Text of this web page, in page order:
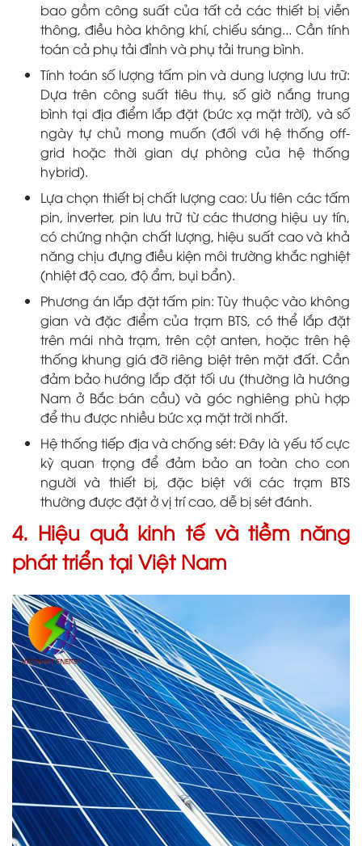
bao gồm công suất của tất cả các thiết bị viễn
thông, điều hòa không khí, chiếu sáng... Cần tính
toán cả phụ tải đỉnh và phụ tải trung bình.
Tính toán số lượng tấm pin và dung lượng lưu trữ:
Dựa trên công suất tiêu thụ, số giờ nắng trung
bình tại địa điểm lắp đặt (bức xạ mặt trời), và số
ngày tự chủ mong muốn (đối với hệ thống off-
grid hoặc thời gian dự phòng của hệ thống
hybrid).
Lựa chọn thiết bị chất lượng cao: Ưu tiên các tấm
pin, inverter, pin lưu trữ từ các thương hiệu uy tín,
có chứng nhận chất lượng, hiệu suất cao và khả
năng chịu đựng điều kiện môi trường khắc nghiệt
(nhiệt độ cao, độ ẩm, bụi bẩn).
Phương án lắp đặt tấm pin: Tùy thuộc vào không
gian và đặc điểm của trạm BTS, có thể lắp đặt
trên mái nhà trạm, trên cột anten, hoặc trên hệ
thống khung giá đỡ riêng biệt trên mặt đất. Cần
đảm bảo hướng lắp đặt tối ưu (thường là hướng
Nam ở Bắc bán cầu) và góc nghiêng phù hợp
để thu được nhiều bức xạ mặt trời nhất.
Hệ thống tiếp địa và chống sét: Đây là yếu tố cực
kỳ quan trọng để đảm bảo an toàn cho con
người và thiết bị, đặc biệt với các trạm BTS
thường được đặt ở vị trí cao, dễ bị sét đánh.
4. Hiệu quả kinh tế và tiềm năng
phát triển tại Việt Nam